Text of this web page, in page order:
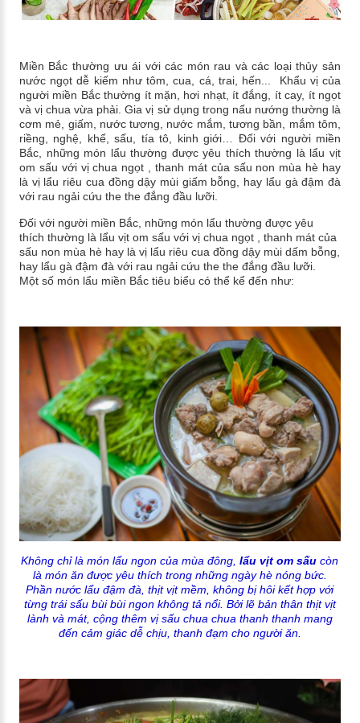
Miền Bắc thường ưu ái với các món rau và các loại thủy sản
nước ngọt dễ kiếm như tôm, cua, cá, trai, hến... Khẩu vị của
người miền Bắc thường ít mặn, hơi nhạt, ít đắng, ít cay, ít ngọt
và vị chua vừa phải. Gia vị sử dụng trong nấu nướng thường là
cơm mẻ, giấm, nước tương, nước mắm, tương bần, mắm tôm,
riềng, nghệ, khế, sấu, tía tô, kinh giới… Đối với người miền
Bắc, những món lẩu thường được yêu thích thường là lẩu vịt
om sấu với vị chua ngọt , thanh mát của sấu non mùa hè hay
là vị lẩu riêu cua đồng dậy mùi giấm bỗng, hay lẩu gà đậm đà
với rau ngải cứu the the đắng đầu lưỡi.
Đối với người miền Bắc, những món lẩu thường được yêu
thích thường là lẩu vịt om sấu với vị chua ngọt , thanh mát của
sấu non mùa hè hay là vị lẩu riêu cua đồng dậy mùi dấm bỗng,
hay lẩu gà đậm đà với rau ngải cứu the the đắng đầu lưỡi.
Một số món lẩu miền Bắc tiêu biểu có thể kể đến như:
Không chỉ là món lẩu ngon của mùa đông,lẩu vịt om sấu còn
là món ăn được yêu thích trong những ngày hè nóng bức.
Phần nước lẩu đậm đà, thịt vịt mềm, không bị hôi kết hợp với
từng trái sấu bùi bùi ngon không tả nổi. Bởi lẽ bản thân thịt vịt
lành và mát, cộng thêm vị sấu chua chua thanh thanh mang
đến cảm giác dễ chịu, thanh đạm cho người ăn.